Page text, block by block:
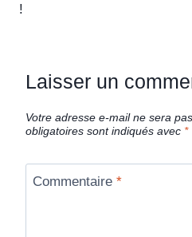
!
Laisser un
Votre adresse e-mail ne sera
obligatoires sont indiqués avec *
Commentaire *